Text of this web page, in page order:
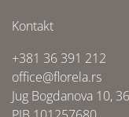
Kontakt
+381 36 391 212
office@florela.rs
Jug Bogdanova 10,